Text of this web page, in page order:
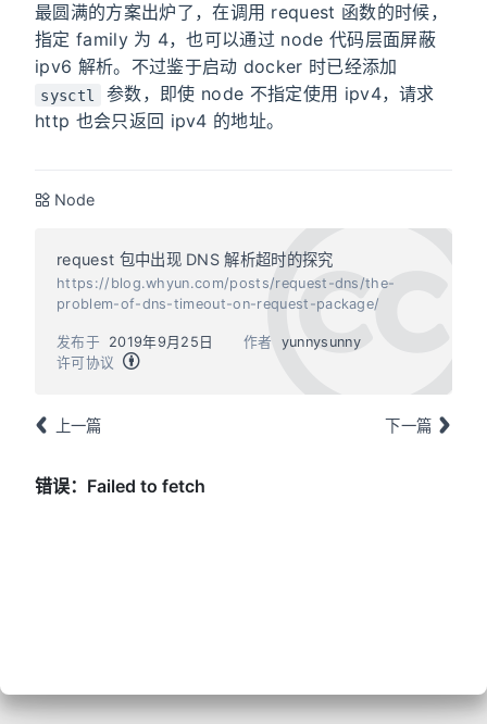
最圆满的方案出炉了，在调用 request 函数的时候，
指定 family 为 4，也可以通过 node 代码层面屏蔽
ipv6 解析。不过鉴于启动 docker 时已经添加
sysctl
参数，即使 node 不指定使用 ipv4，请求
http 也会只返回 ipv4 的地址。
Node
request 包中出现 DNS 解析超时的探究
https://blog.whyun.com/posts/request-dns/the-
problem-of-dns-timeout-on-request-package/
作者 yunnysunny
发布于
2019年9月25日
许可协议
上一篇 下一篇